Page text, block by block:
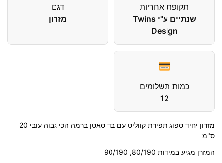
תקופת אחריות
שנתיים ע"י Twins
Design
דגם
מזרון
כמות תשלומים
12
מזרון יחיד ספוג תפירת קווליט עם בד סאטן ברמה הכי גבוה עובי 20
ס"מ
המזרן מגיע במידות 80/190, 90/190